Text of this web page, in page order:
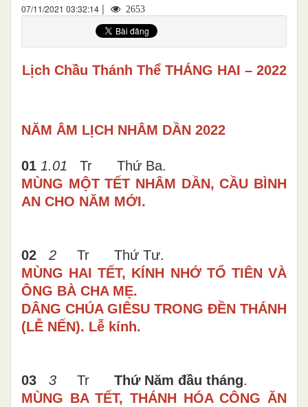
07/11/2021 03:32:14 | 2653
Lịch Chầu Thánh Thể THÁNG HAI – 2022
NĂM ÂM LỊCH NHÂM DẦN 2022
01 1.01 Tr Thứ Ba.
MÙNG MỘT TẾT NHÂM DẦN,CẦU BÌNH
AN CHO NĂM MỚI.
02 2 Tr Thứ Tư.
MÙNG HAI TẾT, KÍNH NHỚ TỔ TIÊN VÀ
ÔNG BÀ CHA MẸ.
DÂNG CHÚA GIÊSU TRONG ĐỀN THÁNH
(LỄ NẾN). Lễ kính.
03 3 Tr Thứ Năm đầu tháng.
MÙNG BA TẾT, THÁNH HÓA CÔNG ĂN